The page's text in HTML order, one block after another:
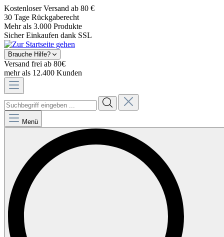
Kostenloser Versand ab 80 €
30 Tage Rückgaberecht
Mehr als 3.000 Produkte
Sicher Einkaufen dank SSL
Brauche Hilfe?
Versand frei ab 80€
mehr als 12.400 Kunden
Menü